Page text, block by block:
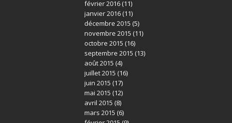
février 2016(11)
janvier 2016(11)
décembre 2015 (5)
novembre 2015 (11)
octobre 2015 (16)
septembre 2015 (13)
août 2015 (4)
juillet 2015 (16)
juin 2015 (17)
mai 2015 (12)
avril 2015 (8)
mars 2015 (6)